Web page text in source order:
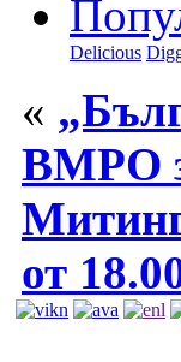
Delicious
«
ВМРО
от